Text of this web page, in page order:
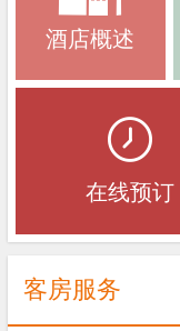
酒店概述
在线预订
客房服务